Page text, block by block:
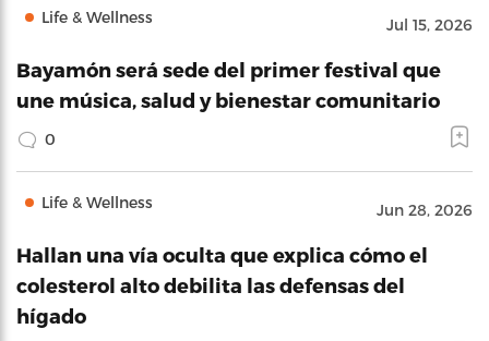
Life & Wellness Jul 15, 2026
Bayamón será sede del primer festival que
une música, salud y bienestar comunitario
0
Life & Wellness Jun 28, 2026
Hallan una vía oculta que explica cómo el
colesterol alto debilita las defensas del
hígado